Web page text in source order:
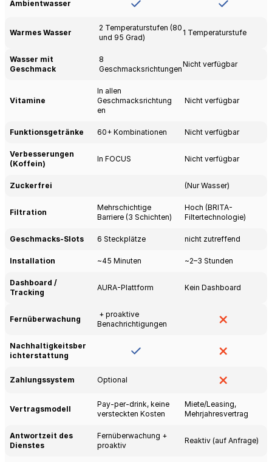
Ambientwasser
Warmes Wasser
2 Temperaturstufen (80
und 95 Grad)
1 Temperaturstufe
Wasser mit
Geschmack
8
Geschmacksrichtungen
Nicht verfügbar
Vitamine
In allen
Geschmacksrichtung
en
Nicht verfügbar
Funktionsgetränke 60+ Kombinationen Nicht verfügbar
Verbesserungen
(Koffein)
In FOCUS Nicht verfügbar
Zuckerfrei (Nur Wasser)
Filtration
Mehrschichtige
Barriere (3 Schichten)
Hoch (BRITA-
Filtertechnologie)
Geschmacks-Slots 6 Steckplätze nicht zutreffend
Installation ~45 Minuten ~2–3 Stunden
Dashboard /
Tracking
AURA-Plattform Kein Dashboard
Fernüberwachung
+ proaktive
Benachrichtigungen
Nachhaltigkeitsber
ichterstattung
Zahlungssystem Optional
Vertragsmodell
Pay-per-drink, keine
versteckten Kosten
Miete/Leasing,
Mehrjahresvertrag
Antwortzeit des
Dienstes
Fernüberwachung +
proaktiv
Reaktiv (auf Anfrage)